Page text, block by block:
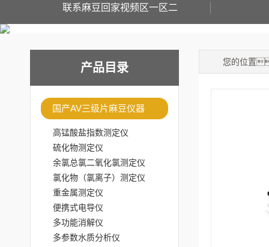
联系麻豆回家视频区一区二
产品目录
国产AV三级片麻豆仪器
高锰酸盐指数测定仪
硫化物测定仪
余氯总氯二氧化氯测定仪
氯化物（氯离子）测定仪
重金属测定仪
便携式电导仪
多功能消解仪
多参数水质分析仪
您的位置